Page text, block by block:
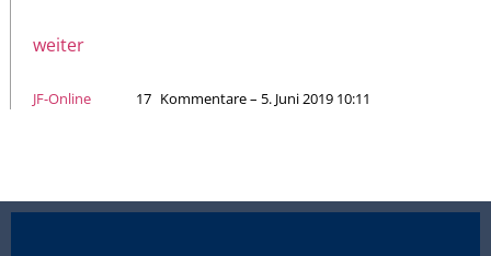
weiter
JF-Online 17 Kommentare – 5. Juni 2019 10:11